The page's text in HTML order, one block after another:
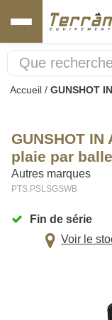
Accueil / GUNSHOT
GUNSHOT
plaie par balle
Autres marques
PTS.PSLSGSWB
Fin de série
Voir le